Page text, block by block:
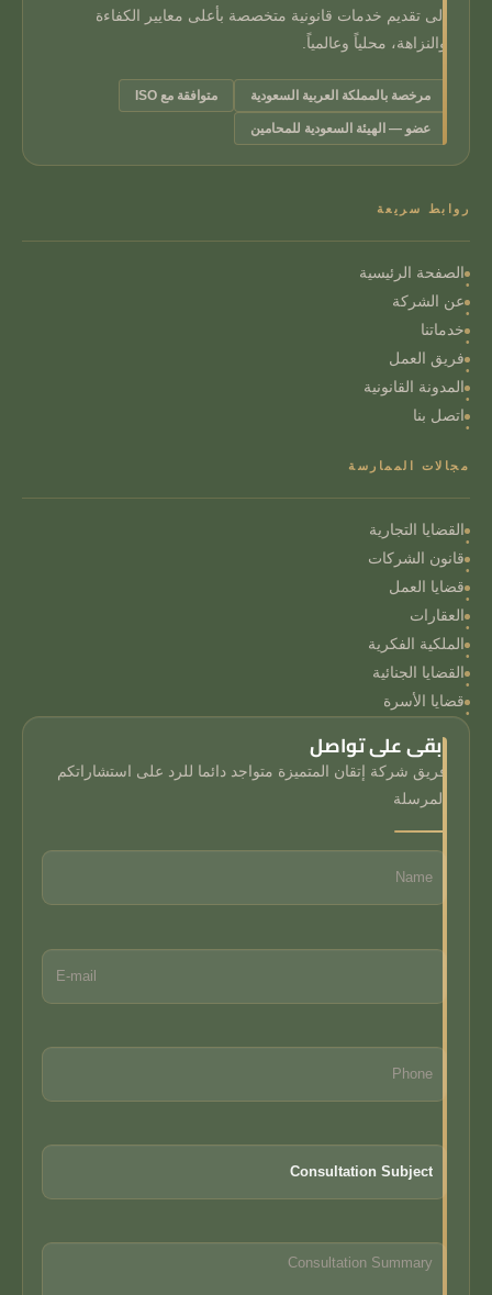
إلى تقديم خدمات قانونية متخصصة بأعلى معايير الكفاءة
والنزاهة، محلياً وعالمياً.
مرخصة بالمملكة العربية السعودية متوافقة مع ISO
عضو — الهيئة السعودية للمحامين
روابط سريعة
الصفحة الرئيسية
عن الشركة
خدماتنا
فريق العمل
المدونة القانونية
اتصل بنا
مجالات الممارسة
القضايا التجارية
قانون الشركات
قضايا العمل
العقارات
الملكية الفكرية
القضايا الجنائية
قضايا الأسرة
ابقى على تواصل
فريق شركة إتقان المتميزة متواجد دائما للرد على استشاراتكم
المرسلة